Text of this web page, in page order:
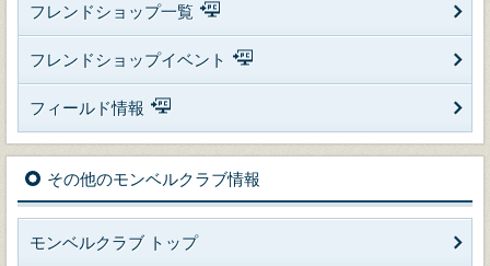
フレンドショップ一覧
フレンドショップイベント
フィールド情報
その他のモンベルクラブ情報
モンベルクラブ トップ